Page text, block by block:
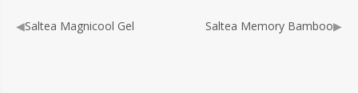
◀Saltea Magnicool Gel Saltea Memory Bamboo▶